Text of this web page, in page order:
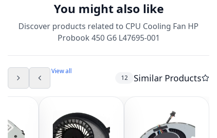
You might also like
Discover products related to CPU Cooling Fan HP
Probook 450 G6 L47695-001
Similar Products
12
View all